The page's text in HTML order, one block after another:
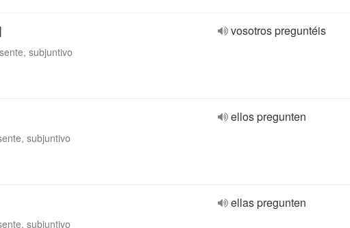
subjuntivo
vosotros preguntéis
subjuntivo
ellos pregunten
subjuntivo
ellas pregunten